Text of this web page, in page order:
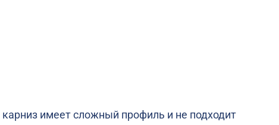
имеет сложный профиль и не подходит